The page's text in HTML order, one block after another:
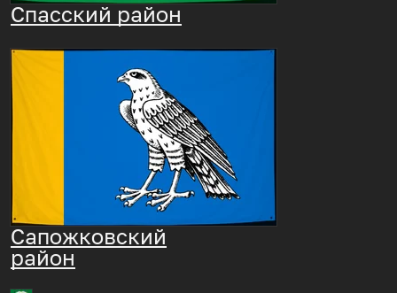
Спасский район
Сапожковский
район